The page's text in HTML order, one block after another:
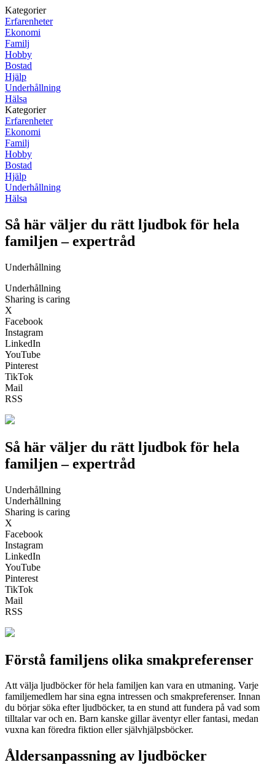
Kategorier
Erfarenheter
Ekonomi
Familj
Hobby
Bostad
Hjälp
Underhållning
Hälsa
Kategorier
Erfarenheter
Ekonomi
Familj
Hobby
Bostad
Hjälp
Underhållning
Hälsa
Så här väljer du rätt ljudbok för hela
familjen – expertråd
Underhållning
Underhållning
Sharing is caring
X
Facebook
Instagram
LinkedIn
YouTube
Pinterest
TikTok
Mail
RSS
Så här väljer du rätt ljudbok för hela
familjen – expertråd
Underhållning
Underhållning
Sharing is caring
X
Facebook
Instagram
LinkedIn
YouTube
Pinterest
TikTok
Mail
RSS
Förstå familjens olika smakpreferenser
Att välja ljudböcker för hela familjen kan vara en utmaning. Varje
familjemedlem har sina egna intressen och smakpreferenser. Innan
du börjar söka efter ljudböcker, ta en stund att fundera på vad som
tilltalar var och en. Barn kanske gillar äventyr eller fantasi, medan
vuxna kan föredra fiktion eller självhjälpsböcker.
Åldersanpassning av ljudböcker